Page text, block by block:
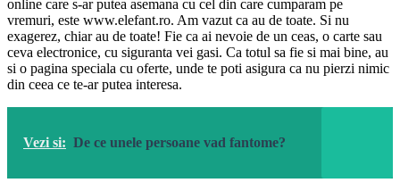
online care s-ar putea asemana cu cel din care cumparam pe
vremuri, este www.elefant.ro. Am vazut ca au de toate. Si nu
exagerez, chiar au de toate! Fie ca ai nevoie de un ceas, o carte sau
ceva electronice, cu siguranta vei gasi. Ca totul sa fie si mai bine, au
si o pagina speciala cu oferte, unde te poti asigura ca nu pierzi nimic
din ceea ce te-ar putea interesa.
Vezi si: De ce unele persoane vad fantome?